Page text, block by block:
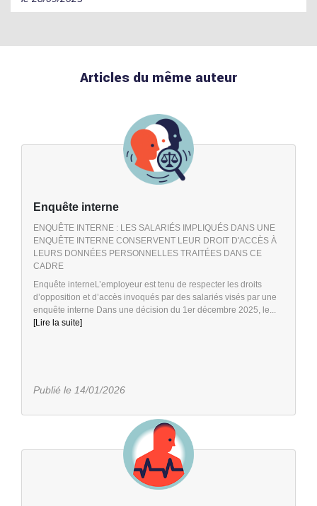
Articles du même auteur
Enquête interne
ENQUÊTE INTERNE : LES SALARIÉS IMPLIQUÉS DANS UNE
ENQUÊTE INTERNE CONSERVENT LEUR DROIT D'ACCÈS À
LEURS DONNÉES PERSONNELLES TRAITÉES DANS CE
CADRE
Enquête interneL’employeur est tenu de respecter les droits
d’opposition et d’accès invoqués par des salariés visés par une
enquête interne Dans une décision du 1er décembre 2025, le...
[Lire la suite]
Publié le 14/01/2026